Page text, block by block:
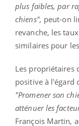
plus faibles, par
chiens", peut-on
revanche, les
similaires pour
Les propriétaires
positive à l'égard
"Promener son
atténuer les
François Martin,